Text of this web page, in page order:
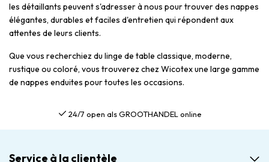
les détaillants peuvent s'adresser à nous pour trouver des nappes
élégantes, durables et faciles d'entretien qui répondent aux
attentes de leurs clients.
Que vous recherchiez du linge de table classique, moderne,
rustique ou coloré, vous trouverez chez Wicotex une large gamme
de nappes enduites pour toutes les occasions.
Gratis verzending al vanaf €75,00
Service à la clientèle